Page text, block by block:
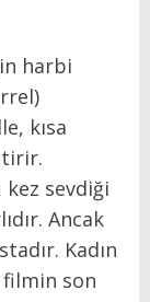
harbi
kısa
sevdiği
Ancak
Kadın
filmin son